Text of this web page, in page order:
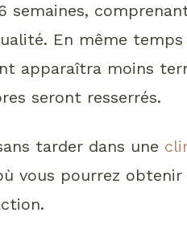
semaines,
En même
apparaîtra moins
seront resserrés.
tarder dans une
vous pourrez